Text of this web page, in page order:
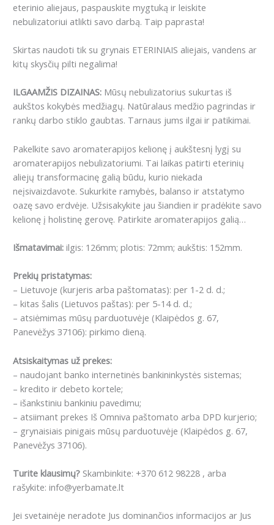
eterinio aliejaus, paspauskite mygtuką ir leiskite
nebulizatoriui atlikti savo darbą. Taip paprasta!
Skirtas naudoti tik su grynais ETERINIAIS aliejais, vandens ar
kitų skysčių pilti negalima!
ILGAAMŽIS DIZAINAS: Mūsų nebulizatorius sukurtas iš
aukštos kokybės medžiagų. Natūralaus medžio pagrindas ir
rankų darbo stiklo gaubtas. Tarnaus jums ilgai ir patikimai.
Pakelkite savo aromaterapijos kelionę į aukštesnį lygį su
aromaterapijos nebulizatoriumi. Tai laikas patirti eterinių
aliejų transformacinę galią būdu, kurio niekada
neįsivaizdavote. Sukurkite ramybės, balanso ir atstatymo
oazę savo erdvėje. Užsisakykite jau šiandien ir pradėkite savo
kelionę į holistinę gerovę. Patirkite aromaterapijos galią…
Išmatavimai: ilgis: 126mm; plotis: 72mm; aukštis: 152mm.
Prekių pristatymas:
– Lietuvoje (kurjeris arba paštomatas): per 1-2 d. d.;
– kitas šalis (Lietuvos paštas): per 5-14 d. d.;
– atsiėmimas mūsų parduotuvėje (Klaipėdos g. 67,
Panevėžys 37106): pirkimo dieną.
Atsiskaitymas už prekes:
– naudojant banko internetinės bankininkystės sistemas;
– kredito ir debeto kortele;
– išankstiniu bankiniu pavedimu;
– atsiimant prekes Iš Omniva paštomato arba DPD kurjerio;
– grynaisiais pinigais mūsų parduotuvėje (Klaipėdos g. 67,
Panevėžys 37106).
Turite klausimų? Skambinkite: +370 612 98228 , arba
rašykite: info@yerbamate.lt
Jei svetainėje neradote Jus dominančios informacijos ar Jus